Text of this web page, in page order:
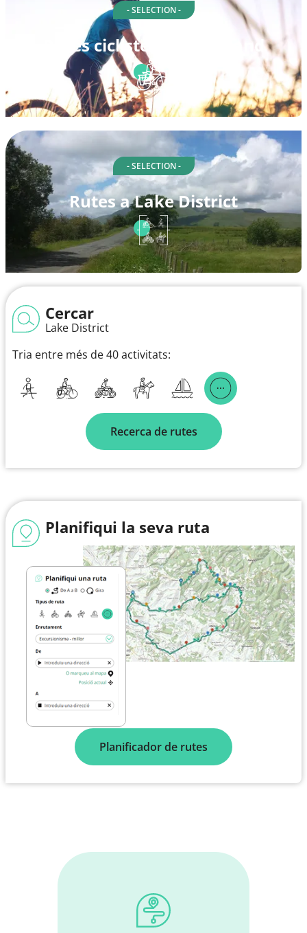
- SELECTION -
Rutes ciclistes a Schottland
- SELECTION -
Rutes a Lake District
Cercar
Lake District
Tria entre més de 40 activitats:
Recerca de rutes
Planifiqui la seva ruta
Planificador de rutes